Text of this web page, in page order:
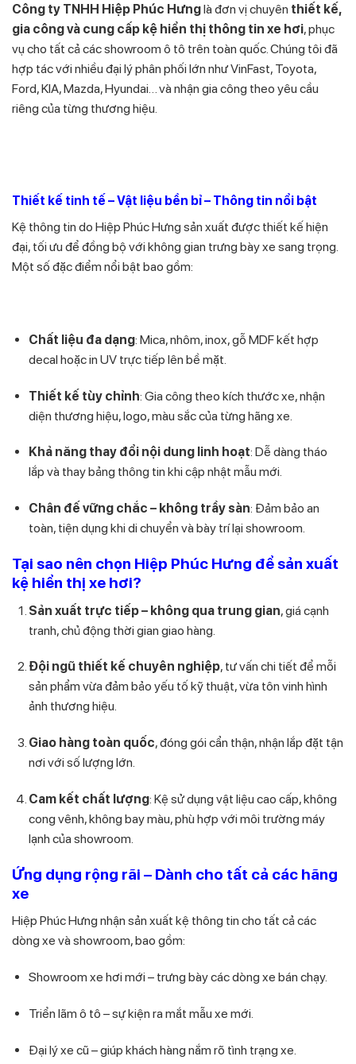
Công ty TNHH Hiệp Phúc Hưnglà đơn vị chuyên thiết kế,
gia công và cung cấp kệ hiển thị thông tin xe hơi, phục
vụ cho tất cả các showroom ô tô trên toàn quốc. Chúng tôi đã
hợp tác với nhiều đại lý phân phối lớn như VinFast, Toyota,
Ford, KIA, Mazda, Hyundai… và nhận gia công theo yêu cầu
riêng của từng thương hiệu.
Thiết kế tinh tế – Vật liệu bền bỉ – Thông tin nổi bật
Kệ thông tin do Hiệp Phúc Hưng sản xuất được thiết kế hiện
đại, tối ưu để đồng bộ với không gian trưng bày xe sang trọng.
Một số đặc điểm nổi bật bao gồm:
Chất liệu đa dạng: Mica, nhôm, inox, gỗ MDF kết hợp
decal hoặc in UV trực tiếp lên bề mặt.
Thiết kế tùy chỉnh: Gia công theo kích thước xe, nhận
diện thương hiệu, logo, màu sắc của từng hãng xe.
Khả năng thay đổi nội dung linh hoạt: Dễ dàng tháo
lắp và thay bảng thông tin khi cập nhật mẫu mới.
Chân đế vững chắc – không trầy sàn: Đảm bảo an
toàn, tiện dụng khi di chuyển và bày trí lại showroom.
Tại sao nên chọn Hiệp Phúc Hưng để sản xuất
kệ hiển thị xe hơi?
Sản xuất trực tiếp – không qua trung gian, giá cạnh
tranh, chủ động thời gian giao hàng.
Đội ngũ thiết kế chuyên nghiệp, tư vấn chi tiết để mỗi
sản phẩm vừa đảm bảo yếu tố kỹ thuật, vừa tôn vinh hình
ảnh thương hiệu.
Giao hàng toàn quốc, đóng gói cẩn thận, nhận lắp đặt tận
nơi với số lượng lớn.
Cam kết chất lượng: Kệ sử dụng vật liệu cao cấp, không
cong vênh, không bay màu, phù hợp với môi trường máy
lạnh của showroom.
Ứng dụng rộng rãi – Dành cho tất cả các hãng
xe
Hiệp Phúc Hưng nhận sản xuất kệ thông tin cho tất cả các
dòng xe và showroom, bao gồm:
Showroom xe hơi mới – trưng bày các dòng xe bán chạy.
Triển lãm ô tô – sự kiện ra mắt mẫu xe mới.
Đại lý xe cũ – giúp khách hàng nắm rõ tình trạng xe.